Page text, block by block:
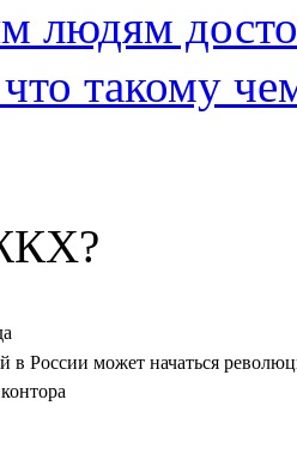
людям
такому
в России может начаться